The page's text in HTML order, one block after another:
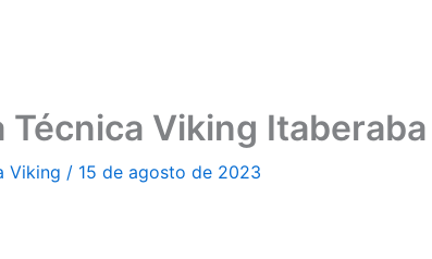
Viking Itaberaba
Viking / 15 de agosto de 2023